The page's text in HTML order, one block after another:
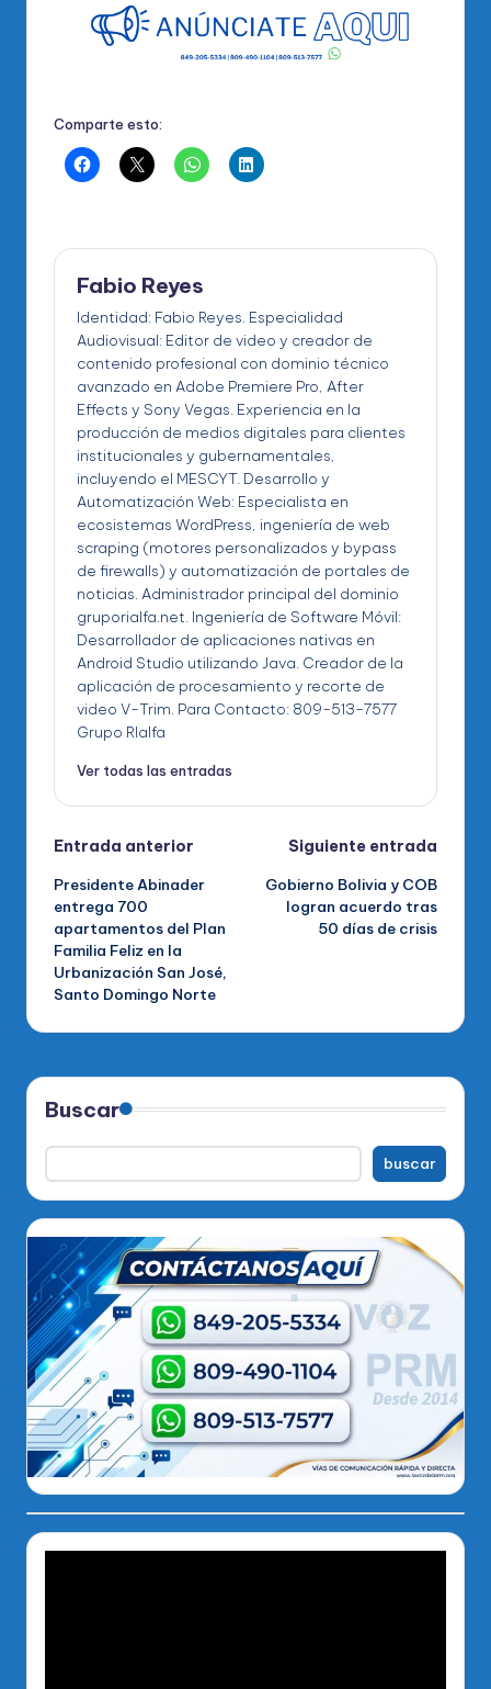
Comparte esto:
Fabio Reyes
Identidad: Fabio Reyes. Especialidad
Audiovisual: Editor de video y creador de
contenido profesional con dominio técnico
avanzado en Adobe Premiere Pro, After
Effects y Sony Vegas. Experiencia en la
producción de medios digitales para clientes
institucionales y gubernamentales,
incluyendo el MESCYT. Desarrollo y
Automatización Web: Especialista en
ecosistemas WordPress, ingeniería de web
scraping (motores personalizados y bypass
de firewalls) y automatización de portales de
noticias. Administrador principal del dominio
gruporialfa.net. Ingeniería de Software Móvil:
Desarrollador de aplicaciones nativas en
Android Studio utilizando Java. Creador de la
aplicación de procesamiento y recorte de
video V-Trim. Para Contacto: 809-513-7577
Grupo RIalfa
Ver todas las entradas
Navegación
de
entradas
Entrada anterior
Presidente Abinader
entrega 700
apartamentos del Plan
Familia Feliz en la
Urbanización San José,
Santo Domingo Norte
Siguiente entrada
Gobierno Bolivia y COB
logran acuerdo tras
50 días de crisis
Buscar
buscar